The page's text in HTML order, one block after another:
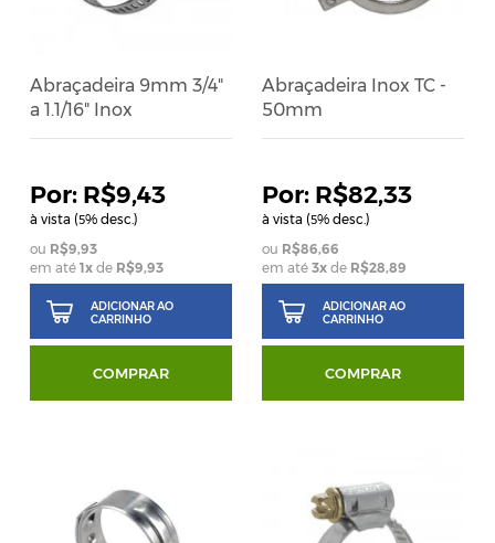
Abraçadeira 9mm 3/4"
a 1.1/16" Inox
R$9,43
à vista (5% desc.)
R$9,93
em até1x de R$9,93
ADICIONAR AO
CARRINHO
COMPRAR
Abraçadeira Inox TC -
50mm
R$82,33
à vista (5% desc.)
R$86,66
em até 3xde R$28,89
ADICIONAR AO
CARRINHO
COMPRAR